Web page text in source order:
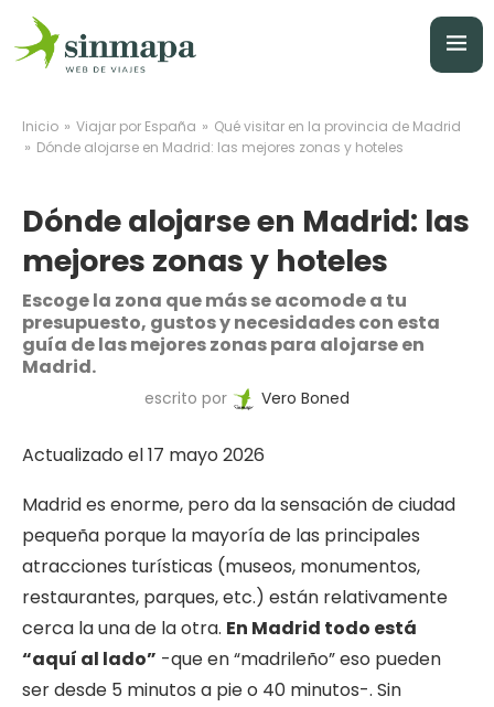
Inicio » Viajar por España » Qué visitar en la provincia de Madrid
» Dónde alojarse en Madrid: las mejores zonas y hoteles
Dónde alojarse en Madrid: las
mejores zonas y hoteles
Escoge la zona que más se acomode a tu
presupuesto, gustos y necesidades con esta
guía de las mejores zonas para alojarse en
Madrid.
escrito por Vero Boned
Actualizado el 17 mayo 2026
Madrid es enorme, pero da la sensación de ciudad
pequeña porque la mayoría de las principales
atracciones turísticas (museos, monumentos,
restaurantes, parques, etc.) están relativamente
cerca la una de la otra. En Madrid todo está
“aquí al lado” -que en “madrileño” eso pueden
ser desde 5 minutos a pie o 40 minutos-. Sin